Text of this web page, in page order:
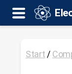
Electron
Start /